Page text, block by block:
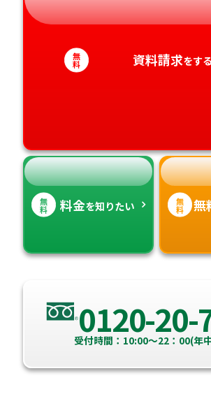
静岡県
愛知県
和歌山県
徳島県
香川県
高知県
大分県
宮崎県
沖縄県
無
料 資料請求をする
無
料 料金を知りたい 無
料 無
0120-20-
受付時間：10:00～22：00(年